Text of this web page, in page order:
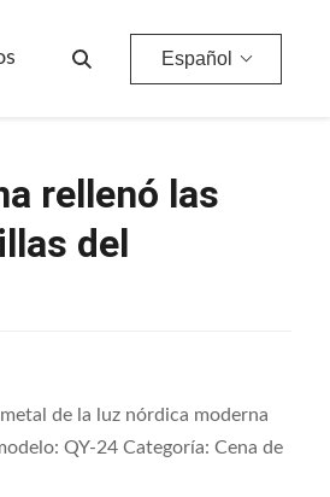
Español
rellenó las
del
de la luz nórdica moderna
QY-24 Categoría: Cena de